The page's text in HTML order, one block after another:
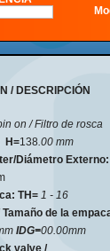
/ DESCRIPCIÓN
on / Filtro de rosca
H=138.00 mm
Diámetro Externo:
TH= 1 - 16
de la
IDG=00.00mm
valve /